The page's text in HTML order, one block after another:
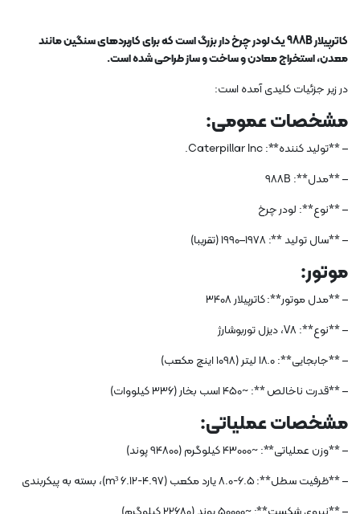
کاترپیلار 988B یک لودر چرخ دار بزرگ است که برای کاربردهای سنگین مانند
معدن، استخراج معادن و ساخت و ساز طراحی شده است.
در زیر جزئیات کلیدی آمده است:
مشخصات عمومی:
– **تولید کننده**: Caterpillar Inc.
– **مدل**: 988B
– **نوع**: لودر چرخ
– **سال تولید **: 1978–1990 (تقریبا)
موتور:
– **مدل موتور**: کاترپیلار 3408
– **نوع**: V8، دیزل توربوشارژ
– **جابجایی**: 18.0 لیتر (1098 اینچ مکعب)
– **قدرت ناخالص **: ~450 اسب بخار (336 کیلووات)
مشخصات عملیاتی:
– **وزن عملیاتی**: ~43000 کیلوگرم (94800 پوند)
– **ظرفیت سطل**: 6.5-8.0 یارد مکعب (4.97-6.12 m³)، بسته به پیکربندی